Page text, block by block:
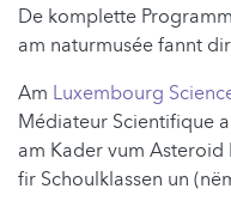
De komplette
am naturmusée fannt
Am Luxembourg
Médiateur Scientifique
am Kader vum Asteroid
fir Schoulklassen un